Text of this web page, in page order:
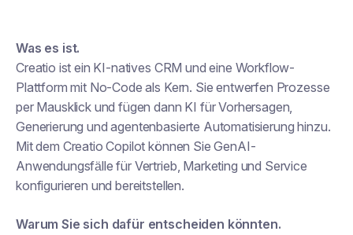
Was es ist.
Creatio ist ein KI-natives CRM und eine Workflow-
Plattform mit No-Code als Kern. Sie entwerfen Prozesse
per Mausklick und fügen dann KI für Vorhersagen,
Generierung und agentenbasierte Automatisierung hinzu.
Mit dem Creatio Copilot können Sie GenAI-
Anwendungsfälle für Vertrieb, Marketing und Service
konfigurieren und bereitstellen.
Warum Sie sich dafür entscheiden könnten.